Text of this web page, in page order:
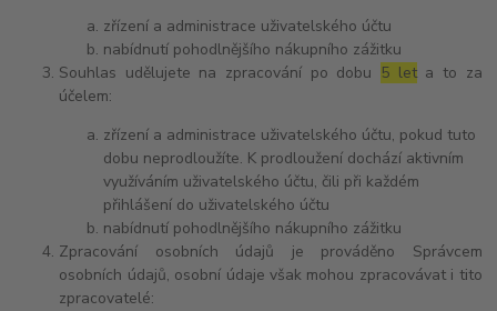
zřízení a administrace uživatelského účtu
nabídnutí pohodlnějšího nákupního zážitku
Souhlas udělujete na zpracování po dobu 5 leta to za
účelem:
zřízení a administrace uživatelského účtu, pokud tuto
dobu neprodloužíte. K prodloužení dochází aktivním
využíváním uživatelského účtu, čili při každém
přihlášení do uživatelského účtu
nabídnutí pohodlnějšího nákupního zážitku
Zpracování osobních údajů je prováděno Správcem
osobních údajů, osobní údaje však mohou zpracovávat i tito
zpracovatelé: